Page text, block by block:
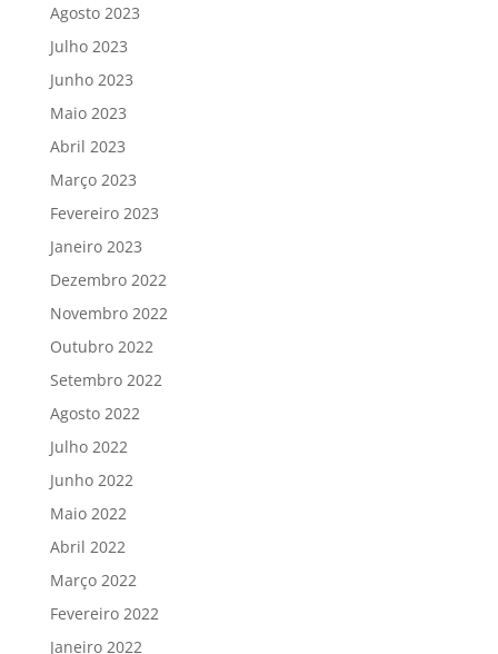
Agosto 2023
Julho 2023
Junho 2023
Maio 2023
Abril 2023
Março 2023
Fevereiro 2023
Janeiro 2023
Dezembro 2022
Novembro 2022
Outubro 2022
Setembro 2022
Agosto 2022
Julho 2022
Junho 2022
Maio 2022
Abril 2022
Março 2022
Fevereiro 2022
Janeiro 2022